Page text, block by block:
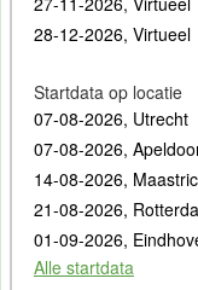
28-12-2026, Virtueel
Startdata op locatie
07-08-2026, Utrecht
07-08-2026,
14-08-2026,
21-08-2026,
01-09-2026,
Alle startdata